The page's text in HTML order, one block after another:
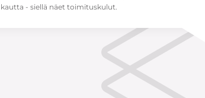
kautta - siellä näet toimituskulut.